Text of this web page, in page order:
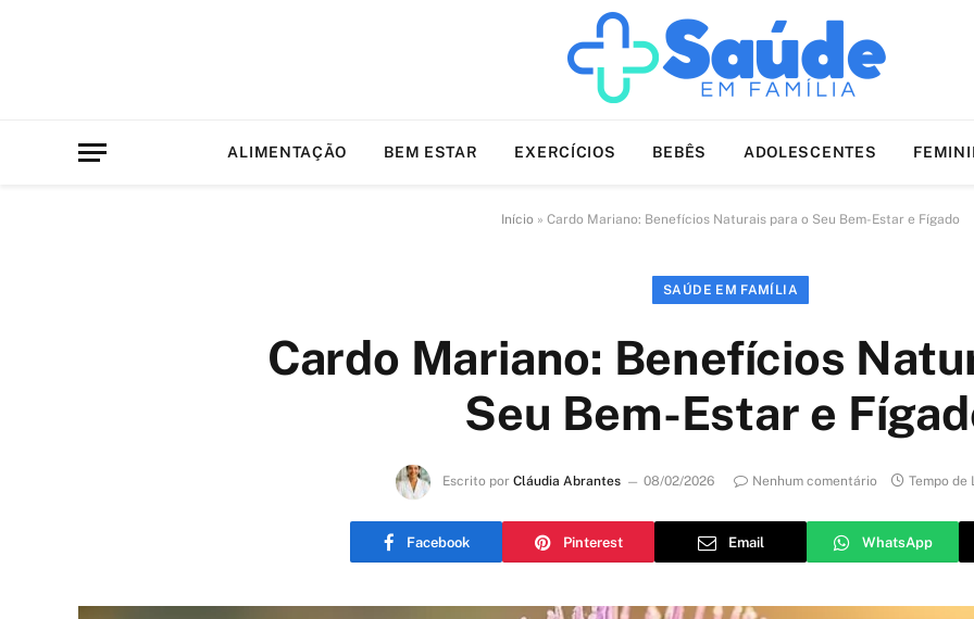
ALIMENTAÇÃO BEM ESTAR EXERCÍCIOS BEBÊS ADOLESCENTES
Início » Cardo Mariano: Benefícios Naturais para o Seu Bem-Estar e Fígado
SAÚDE EM FAMÍLIA
Cardo Mariano: Benefícios
Seu Bem-Estar e
Escrito por Cláudia Abrantes 08/02/2026 Nenhum comentário Tempo de
Facebook Pinterest Email WhatsApp